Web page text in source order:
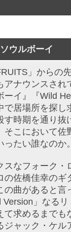
ウルボーイ
」からの
アナウンスされ
ーイ』『Wild
で居場所を探し
す時期を通り抜
そこにおいて佐
ったい誰なのか
スなフォーク
の佐橋佳幸のギ
の曲があると
Version」なる
て求めるまで
ジャック・ケ